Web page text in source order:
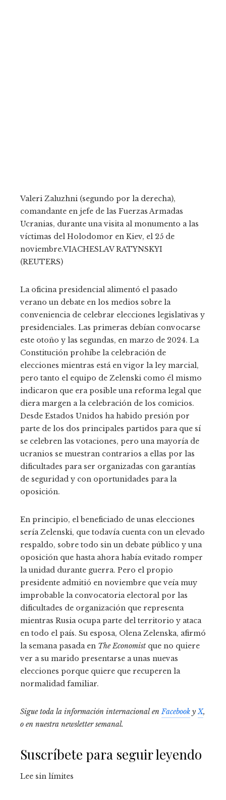
Valeri Zaluzhni (segundo por la derecha),
comandante en jefe de las Fuerzas Armadas
Ucranias, durante una visita al monumento a las
víctimas del Holodomor en Kiev, el 25 de
noviembre.VIACHESLAV RATYNSKYI
(REUTERS)
La oficina presidencial alimentó el pasado
verano un debate en los medios sobre la
conveniencia de celebrar elecciones legislativas y
presidenciales. Las primeras debían convocarse
este otoño y las segundas, en marzo de 2024. La
Constitución prohíbe la celebración de
elecciones mientras está en vigor la ley marcial,
pero tanto el equipo de Zelenski como él mismo
indicaron que era posible una reforma legal que
diera margen a la celebración de los comicios.
Desde Estados Unidos ha habido presión por
parte de los dos principales partidos para que sí
se celebren las votaciones, pero una mayoría de
ucranios se muestran contrarios a ellas por las
dificultades para ser organizadas con garantías
de seguridad y con oportunidades para la
oposición.
En principio, el beneficiado de unas elecciones
sería Zelenski, que todavía cuenta con un elevado
respaldo, sobre todo sin un debate público y una
oposición que hasta ahora había evitado romper
la unidad durante guerra. Pero el propio
presidente admitió en noviembre que veía muy
improbable la convocatoria electoral por las
dificultades de organización que representa
mientras Rusia ocupa parte del territorio y ataca
en todo el país. Su esposa, Olena Zelenska, afirmó
la semana pasada en The Economist que no quiere
ver a su marido presentarse a unas nuevas
elecciones porque quiere que recuperen la
normalidad familiar.
Sigue toda la información internacional enFacebook yX,
o en nuestra newsletter semanal.
Suscríbete para seguir leyendo
Lee sin límites